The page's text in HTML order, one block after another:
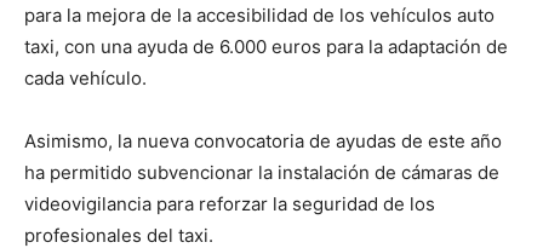
para la mejora de la accesibilidad de los vehículos auto
taxi, con una ayuda de 6.000 euros para la adaptación de
cada vehículo.
Asimismo, la nueva convocatoria de ayudas de este año
ha permitido subvencionar la instalación de cámaras de
videovigilancia para reforzar la seguridad de los
profesionales del taxi.